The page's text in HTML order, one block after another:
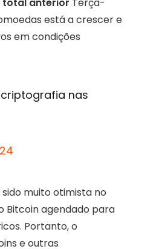
está a crescer e
em condições
criptografia nas
muito otimista no
Bitcoin agendado para
Portanto, o
e outras